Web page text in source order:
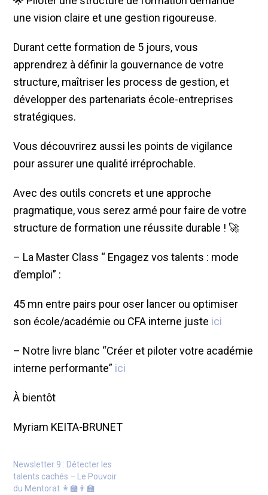
une vision claire et une gestion rigoureuse.
Durant cette formation de 5 jours, vous
apprendrez à définir la gouvernance de votre
structure, maîtriser les process de gestion, et
développer des partenariats école-entreprises
stratégiques.
Vous découvrirez aussi les points de vigilance
pour assurer une qualité irréprochable.
Avec des outils concrets et une approche
pragmatique, vous serez armé pour faire de votre
structure de formation une réussite durable ! 🚀
– La Master Class “ Engagez vos talents : mode
d’emploi” :
45 mn entre pairs pour oser lancer ou optimiser
son école/académie ou CFA interne juste ici
– Notre livre blanc “Créer et piloter votre académie
interne performante” ici
À bientôt
Myriam KEITA-BRUNET
Newsletter 9 : Détecter les
talents cachés – Le Pouvoir
du Mentorat 👩‍🏫👨‍🏫